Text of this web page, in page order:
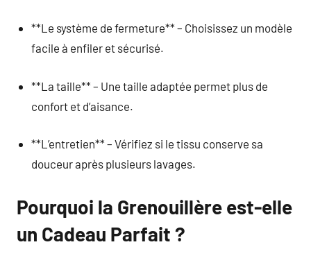
**Le système de fermeture** – Choisissez un modèle
facile à enfiler et sécurisé.
**La taille** – Une taille adaptée permet plus de
confort et d’aisance.
**L’entretien** – Vérifiez si le tissu conserve sa
douceur après plusieurs lavages.
Pourquoi la Grenouillère est-elle
un Cadeau Parfait ?